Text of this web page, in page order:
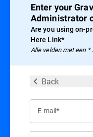
Enter your
Administrator
Are you using on-
Here Link*
Alle velden met een *
Back
E-mail*